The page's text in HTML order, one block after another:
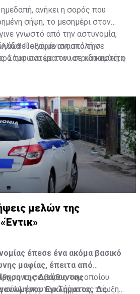
ανήκει η σορός που
σήψη, το μεσημέρι στον
γνωστό από την αστυνομία,
εξαφάνιση από την
Σύμφωνα με τον ιατριδικαστή, ο
Ποινή με αναστολή σε
του πατέρα του σε καταψύκτη
μελών της
έπεσε ένα ακόμα βασικό
μαφίας, έπειτα από
της Διεύθυνσης
Εγκλήματος, τις
σε βάρος του οποίου
σύλληψης του Τμήματος Δίωξης